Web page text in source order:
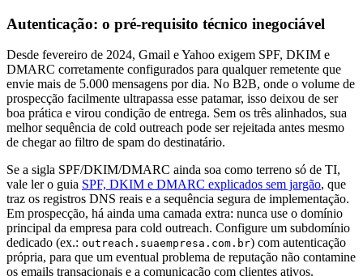
Autenticação: o pré-requisito técnico inegociável
Desde fevereiro de 2024, Gmail e Yahoo exigem SPF, DKIM e
DMARC corretamente configurados para qualquer remetente que
envie mais de 5.000 mensagens por dia. No B2B, onde o volume de
prospecção facilmente ultrapassa esse patamar, isso deixou de ser
boa prática e virou condição de entrega. Sem os três alinhados, sua
melhor sequência de cold outreach pode ser rejeitada antes mesmo
de chegar ao filtro de spam do destinatário.
Se a sigla SPF/DKIM/DMARC ainda soa como terreno só de TI,
vale ler o guia SPF, DKIM e DMARC explicados sem jargão, que
traz os registros DNS reais e a sequência segura de implementação.
Em prospecção, há ainda uma camada extra: nunca use o domínio
principal da empresa para cold outreach. Configure um subdomínio
dedicado (ex.: outreach.suaempresa.com.br) com autenticação
própria, para que um eventual problema de reputação não contamine
os emails transacionais e a comunicação com clientes ativos.